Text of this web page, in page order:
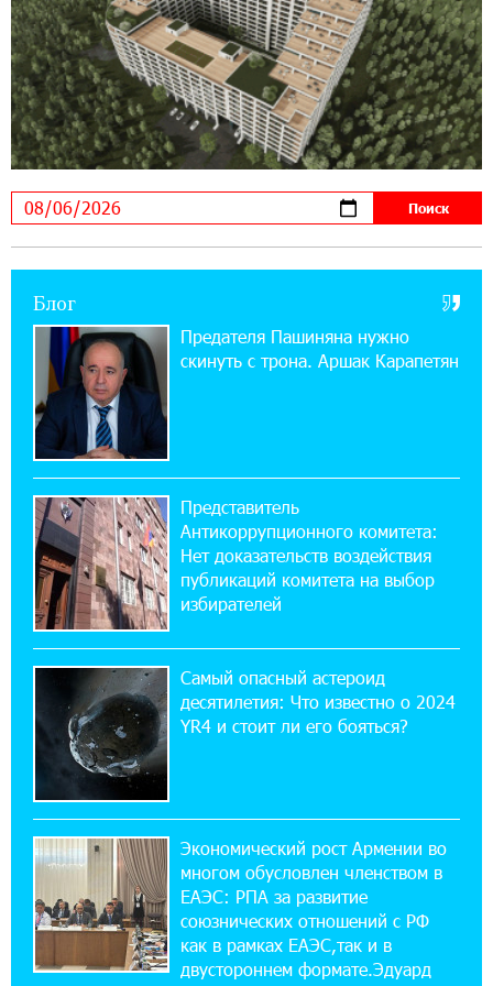
Состоялось открытие Khachaturian Rooftop
при поддержке IDBank
18:38:18 28-07-2026
Пашинян ты упустил свой шанс уйти
спокойно. Аршак Карапетян
12:04:53 28-07-2026
Обновленный Центр продаж и обслуживания
Никогда Нагорный Карабах не был в составе
независимого Азербайджана. Аршак
Карапетян
17:52:29 25-07-2026
Бывший премьер-министр Словакии
обратился к президенту страны с просьбой
содействовать освобождению армянских заключенных,
осужденных в Азербайджане
12:17:04 23-07-2026
Против кого вооружается Азербайджан?
Аршак Карапетян
12:04:45 23-07-2026
При поддержке Ucom в спортивной школе
Вайка установлена солнечная
электростанция мощностью 15 кВт
20:50:22 22-07-2026
Новые финансовые навыки на «Давидбекских
играх»: Idram&IDBank
11:25:48 21-07-2026
Кругом война. А вас вводят в заблуждение.
Блог
Предателя Пашиняна нужно
скинуть с трона. Аршак Карапетян
Представитель
Антикоррупционного комитета:
Нет доказательств воздействия
публикаций комитета на выбор
избирателей
Самый опасный астероид
десятилетия: Что известно о 2024
YR4 и стоит ли его бояться?
Экономический рост Армении во
многом обусловлен членством в
ЕАЭС: РПА за развитие
союзнических отношений с РФ
как в рамках ЕАЭС,так и в
двустороннем формате.Эдуард